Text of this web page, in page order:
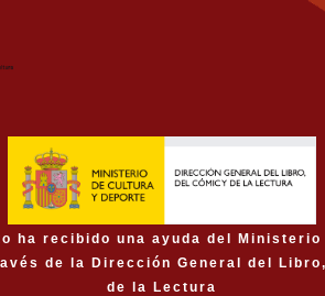
ha recibido una ayuda del
de la Dirección General del
de la Lectura